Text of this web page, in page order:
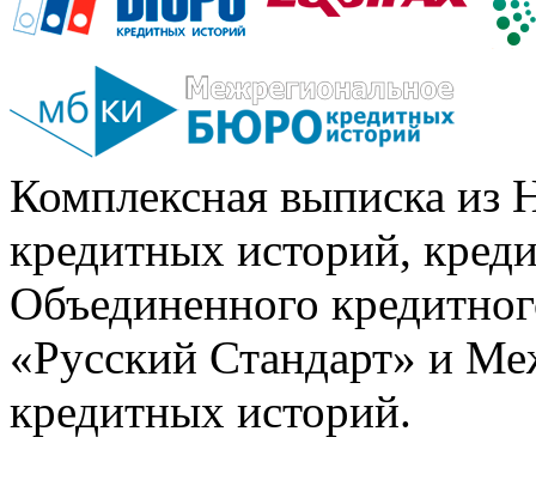
Комплексная выписка из
кредитных историй,
Объединенного
«Русский Стандарт» и
кредитных историй.